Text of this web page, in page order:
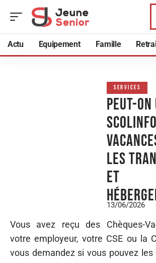
Actu Equipement Famille
SERVICES
Peut-
scolinfo
les
et
13/06/2026
Vous avez reçu des Chèques-
votre employeur, votre CSE ou la
vous demandez si vous pouvez les